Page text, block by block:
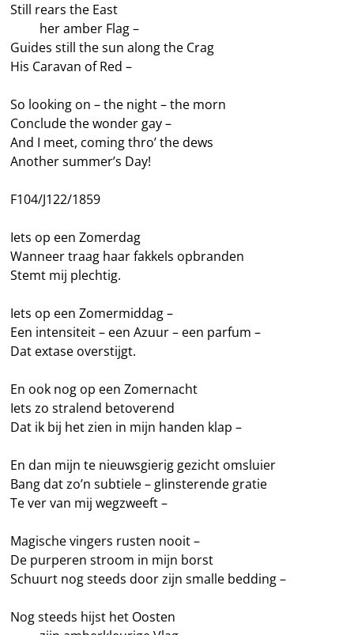
Still rears the East
her amber Flag –
Guides still the sun along the Crag
His Caravan of Red –
So looking on – the night – the morn
Conclude the wonder gay –
And I meet, coming thro’ the dews
Another summer’s Day!
F104/J122/1859
Iets op een Zomerdag
Wanneer traag haar fakkels opbranden
Stemt mij plechtig.
Iets op een Zomermiddag –
Een intensiteit – een Azuur – een parfum –
Dat extase overstijgt.
En ook nog op een Zomernacht
Iets zo stralend betoverend
Dat ik bij het zien in mijn handen klap –
En dan mijn te nieuwsgierig gezicht omsluier
Bang dat zo’n subtiele – glinsterende gratie
Te ver van mij wegzweeft –
Magische vingers rusten nooit –
De purperen stroom in mijn borst
Schuurt nog steeds door zijn smalle bedding –
Nog steeds hijst het Oosten